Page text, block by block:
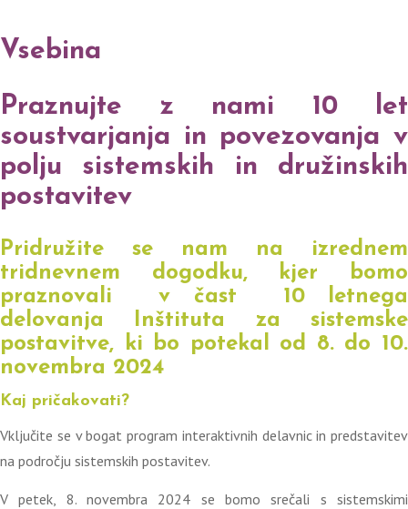
Vsebina
Praznujte z nami 10 let
soustvarjanja in povezovanja v
polju sistemskih in družinskih
postavitev
Pridružite se nam na izrednem
tridnevnem dogodku, kjer bomo
praznovali v čast 10 letnega
delovanja Inštituta za sistemske
postavitve, ki bo potekal od 8. do 10.
novembra 2024
Kaj pričakovati?
Vključite se v bogat program interaktivnih delavnic in predstavitev
na področju sistemskih postavitev.
V petek, 8. novembra 2024 se bomo srečali s sistemskimi